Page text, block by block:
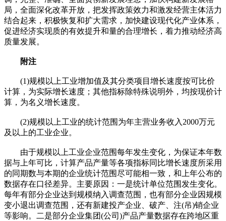
局，全面深化改革开放，把发挥政策效力和激发经营主体活力
结合起来，积极恢复和扩大需求，加快建设现代化产业体系，
促进经济实现质的有效提升和量的合理增长，着力推动经济高
质量发展。
附注
(1)规模以上工业增加值及其分类项目增长速度按可比价
计算，为实际增长速度；其他指标除特殊说明外，均按现价计
算，为名义增长速度。
(2)规模以上工业的统计范围为年主营业务收入2000万元
及以上的工业企业。
由于规模以上工业企业范围每年发生变化，为保证本年数
据与上年可比，计算产品产量等各项指标同比增长速度所采用
的同期数与本期的企业统计范围尽可能相一致，和上年公布的
数据存在口径差异。主要原因：一是统计单位范围发生变化。
每年有部分企业达到规模纳入调查范围，也有部分企业因规模
变小退出调查范围，还有新建投产企业、破产、注(吊)销企业
等影响。二是部分企业集团(公司)产品产量数据存在跨地区重